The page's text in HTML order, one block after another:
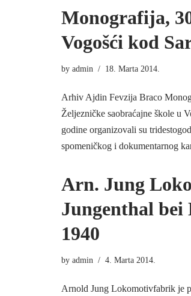
Monografija,
Vogošći kod
by admin 18. Marta 2014.
Arhiv Ajdin Fevzija Braco
Željezničke saobraćajne škole u
godine organizovali su
spomeničkog i dokumentarnog
Arn. Jung
Jungenthal bei
1940
by admin 4. Marta 2014.
Arnold Jung Lokomotivfabrik je